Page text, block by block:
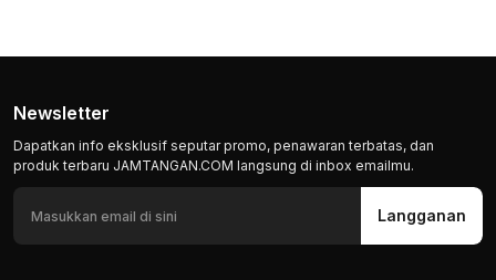
Newsletter
Dapatkan info eksklusif seputar promo, penawaran terbatas, dan
produk terbaru JAMTANGAN.COM langsung di inbox emailmu.
Langganan